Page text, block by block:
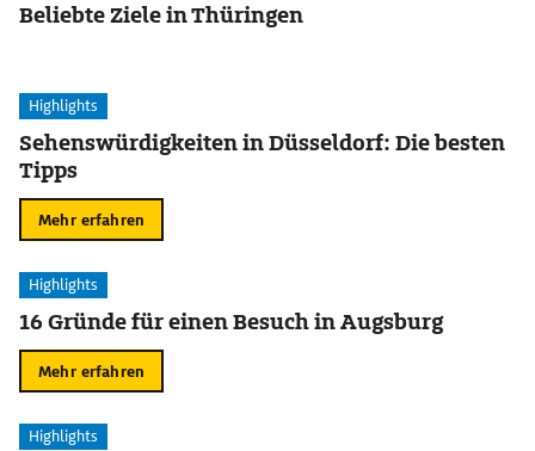
Beliebte Ziele in Thüringen
Highlights
Sehenswürdigkeiten in Düsseldorf: Die besten
Tipps
Mehr erfahren
Highlights
16 Gründe für einen Besuch in Augsburg
Mehr erfahren
Highlights